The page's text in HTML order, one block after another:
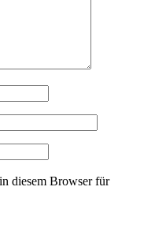
diesem Browser für